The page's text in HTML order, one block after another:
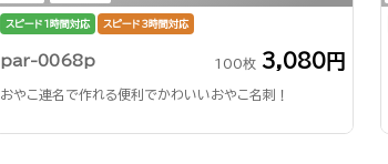
スピード1時間対応 スピード3時間対応
par-0068p 100枚 3,080円
おやこ連名で作れる便利でかわいいおやこ名刺！